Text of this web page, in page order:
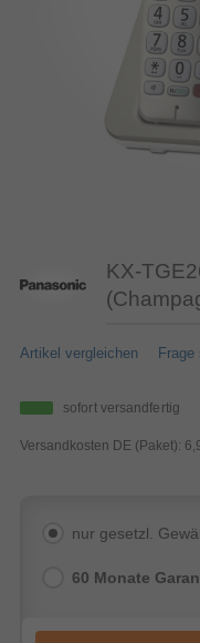
KX-
Artikel vergleichen Frage
sofort versandfertig
Versandkosten DE (Paket):
nur gesetzl.
60 Monate